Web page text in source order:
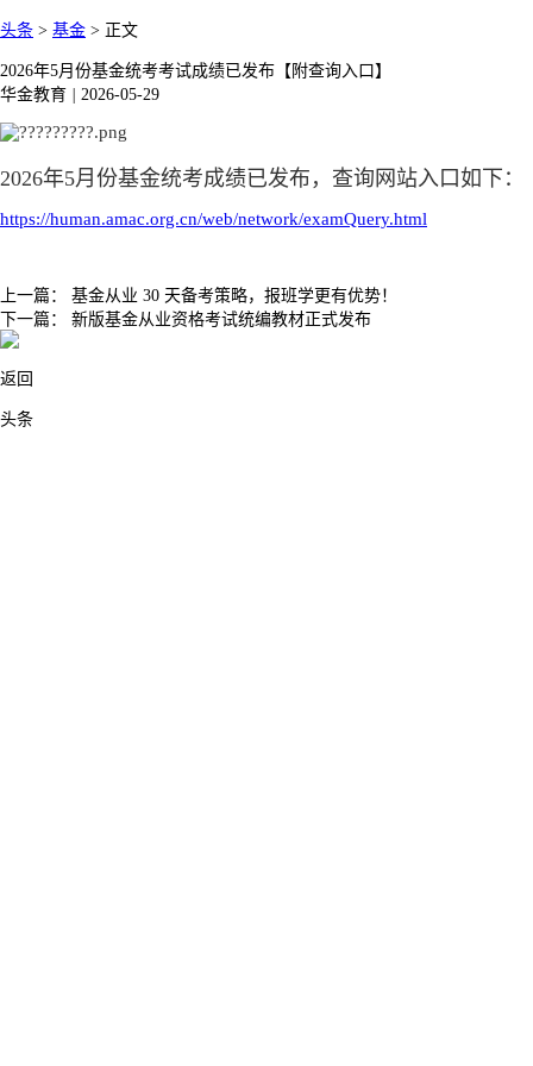
头条 > 基金 > 正文
2026年5月份基金统考考试成绩已发布【附查询入口】
华金教育
2026-05-29
2026年5月份基金统考成绩已发布， 查询网站入口如下：
https://human.amac.org.cn/web/network/examQuery.html
上一篇： 基金从业 30 天备考策略，报班学更有优势！
下一篇： 新版基金从业资格考试统编教材正式发布
返回
头条